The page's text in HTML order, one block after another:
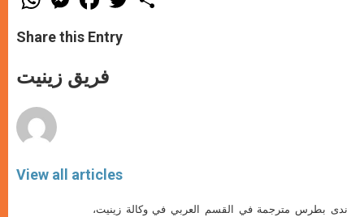
h
t
s
p
p
e
s
e
g
e
a
e
b
o
k
w
Share this Entry
فريق زينيت
View all articles
ندى بطرس مترجمة في القسم العربي في وكالة زينيت،